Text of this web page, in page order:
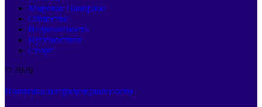
Мировая Панорама
Общество
Недвижимость
Путешествия
Спорт
© 2026
Политика конфиденциальности